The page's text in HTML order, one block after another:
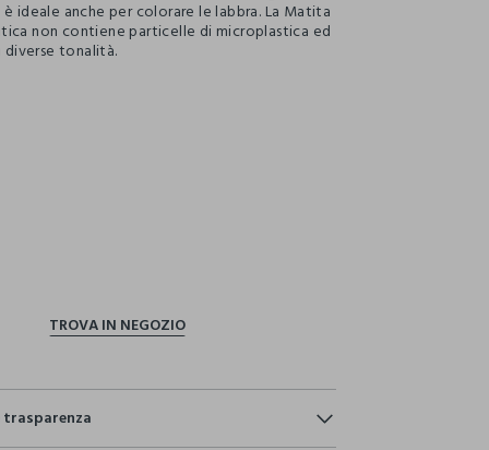
ideale anche per colorare le labbra. La Matita
non contiene particelle di microplastica ed
diverse tonalità.